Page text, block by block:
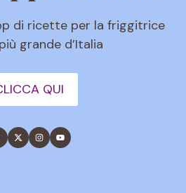
di ricette per la friggitrice
grande d’Italia
QUI